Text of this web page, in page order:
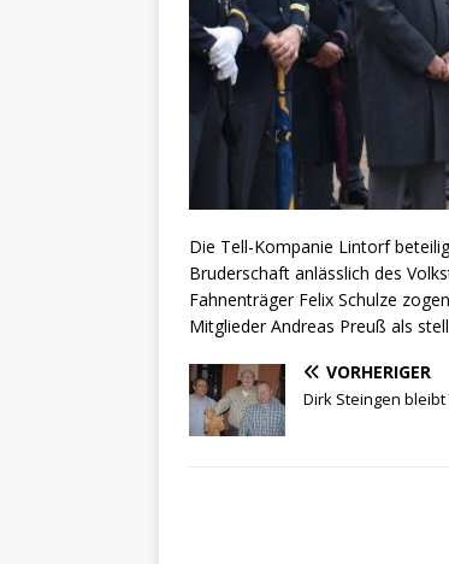
Die Tell-Kompanie Lintorf
Bruderschaft anlässlich des
Fahnenträger Felix Schulze
Mitglieder Andreas Preuß als
VORHERIGER
Dirk Steingen